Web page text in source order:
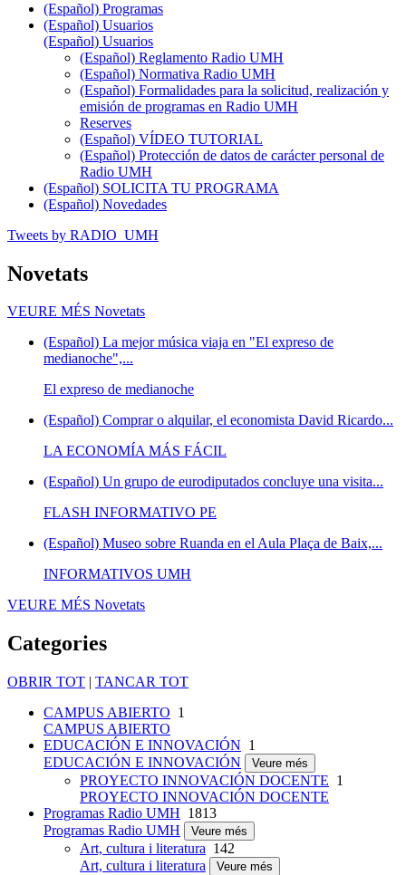
(Español) Programas
(Español) Usuarios
(Español) Usuarios
(Español) Reglamento Radio UMH
(Español) Normativa Radio UMH
(Español) Formalidades para la solicitud, realización y
emisión de programas en Radio UMH
Reserves
(Español) VÍDEO TUTORIAL
(Español) Protección de datos de carácter personal de
Radio UMH
(Español) SOLICITA TU PROGRAMA
(Español) Novedades
Tweets by RADIO_UMH
Novetats
VEURE MÉS Novetats
(Español) La mejor música viaja en "El expreso de
medianoche",...
El expreso de medianoche
(Español) Comprar o alquilar, el economista David Ricardo...
LA ECONOMÍA MÁS FÁCIL
(Español) Un grupo de eurodiputados concluye una visita...
FLASH INFORMATIVO PE
(Español) Museo sobre Ruanda en el Aula Plaça de Baix,...
INFORMATIVOS UMH
VEURE MÉS Novetats
Categories
OBRIR TOT | TANCAR TOT
CAMPUS ABIERTO 1
CAMPUS ABIERTO
EDUCACIÓN E INNOVACIÓN 1
EDUCACIÓN E INNOVACIÓN
Veure més
PROYECTO INNOVACIÓN DOCENTE 1
PROYECTO INNOVACIÓN DOCENTE
Programas Radio UMH 1813
Programas Radio UMH
Veure més
Art, cultura i literatura 142
Art, cultura i literatura
Veure més